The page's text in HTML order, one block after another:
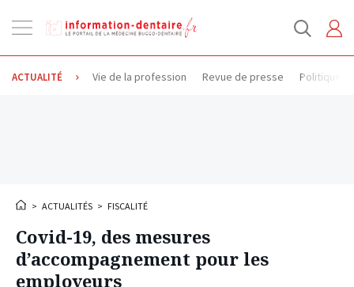
la
navigation
ACTUALITÉ Vie de la profession Revue de presse Politique
> ACTUALITÉS > FISCALITÉ
Covid-19, des mesures
d’accompagnement pour les
employeurs